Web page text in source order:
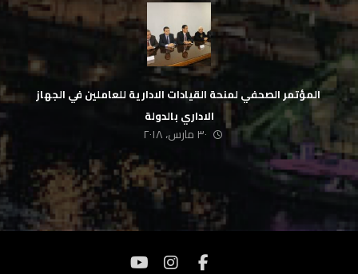
‏ المؤتمر الصحفي لمنحة القيادات الادارية للعاملين في الجهاز
الاداري بالدولة
٣٠ مارس، ٢٠١٨